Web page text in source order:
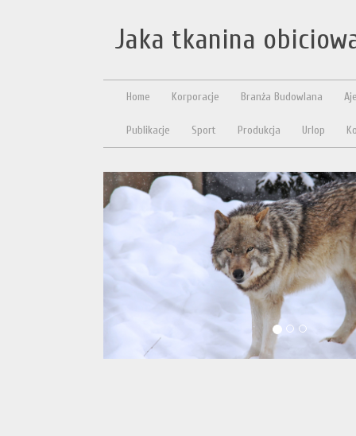
Jaka tkanina
Home Korporacje Branża Budowlana
Publikacje Sport Produkcja Urlop